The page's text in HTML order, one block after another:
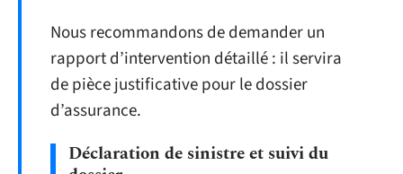
Nous recommandons de demander un
rapport d’intervention détaillé : il servira
de pièce justificative pour le dossier
d’assurance.
Déclaration de sinistre et suivi du